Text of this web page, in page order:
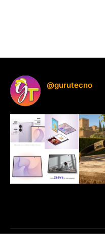
@gurutecno